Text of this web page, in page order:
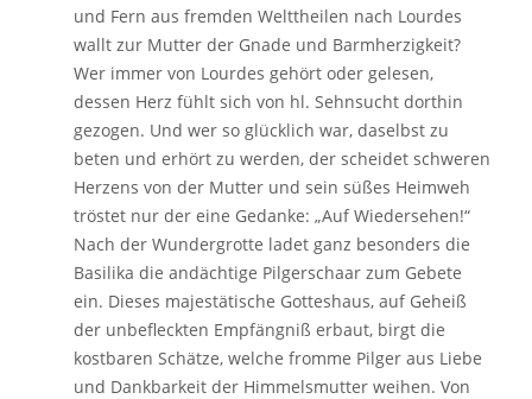
und Fern aus fremden Welttheilen nach Lourdes
wallt zur Mutter der Gnade und Barmherzigkeit?
Wer immer von Lourdes gehört oder gelesen,
dessen Herz fühlt sich von hl. Sehnsucht dorthin
gezogen. Und wer so glücklich war, daselbst zu
beten und erhört zu werden, der scheidet schweren
Herzens von der Mutter und sein süßes Heimweh
tröstet nur der eine Gedanke: „Auf Wiedersehen!“
Nach der Wundergrotte ladet ganz besonders die
Basilika die andächtige Pilgerschaar zum Gebete
ein. Dieses majestätische Gotteshaus, auf Geheiß
der unbefleckten Empfängniß erbaut, birgt die
kostbaren Schätze, welche fromme Pilger aus Liebe
und Dankbarkeit der Himmelsmutter weihen. Von